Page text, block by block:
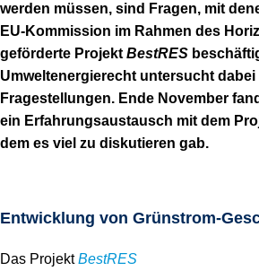
werden müssen, sind Fragen, mit
EU-Kommission im Rahmen des
geförderte Projekt BestRES
Umweltenergierecht untersucht
Fragestellungen. Ende November
ein Erfahrungsaustausch mit dem
dem es viel zu diskutieren gab.
Entwicklung von Grünstrom-
Das ProjektBestRES